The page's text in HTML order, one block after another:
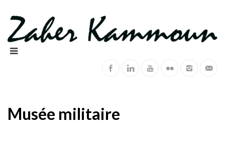
Musée militaire